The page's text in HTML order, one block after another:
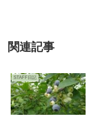
関連記事
STAFF日記